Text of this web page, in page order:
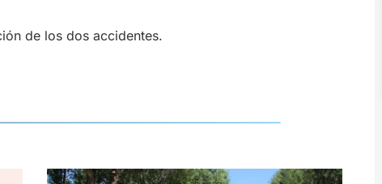
de los dos accidentes.